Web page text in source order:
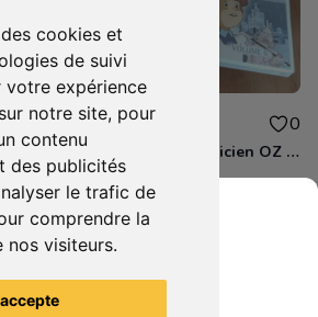
cookies et
de suivi
votre expérience
notre site, pour
contenu
des publicités
le trafic de
comprendre la
nos visiteurs.
0
DVD - Le magicien d'OZ (volume 5)
8.00€ 0
Coffret DVD Magicien OZ Part. 2
les articles du vendeur
du Geek